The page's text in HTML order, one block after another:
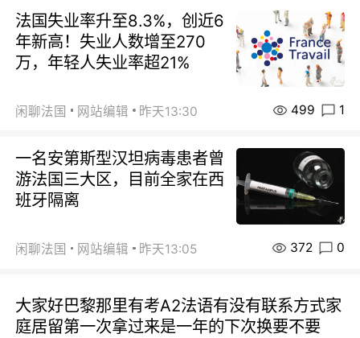
法国失业率升至8.3%，创近6
年新高！失业人数增至270
万，年轻人失业率超21%
闲聊法国 网站编辑 昨天13:30 499 1
一名安第斯型汉坦病毒患者曾
游法国三大区，目前全家在西
班牙隔离
闲聊法国 网站编辑 昨天13:05 372 0
大家好巴黎那里有考A2法语有没有联系方式家
庭居留第一次拿过来是一年的下次换要不要